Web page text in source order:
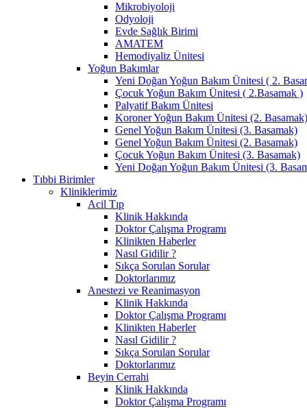
Mikrobiyoloji
Odyoloji
Evde Sağlık Birimi
AMATEM
Hemodiyaliz Ünitesi
Yoğun Bakımlar
Yeni Doğan Yoğun Bakım Ünitesi ( 2.
Çocuk Yoğun Bakım Ünitesi ( 2.Basamak )
Palyatif Bakım Ünitesi
Koroner Yoğun Bakım Ünitesi (2. Basamak)
Genel Yoğun Bakım Ünitesi (3. Basamak)
Genel Yoğun Bakım Ünitesi (2. Basamak)
Çocuk Yoğun Bakım Ünitesi (3. Basamak)
Yeni Doğan Yoğun Bakım Ünitesi (3.
Tıbbi Birimler
Kliniklerimiz
Acil Tıp
Klinik Hakkında
Doktor Çalışma Programı
Klinikten Haberler
Nasıl Gidilir ?
Sıkça Sorulan Sorular
Doktorlarımız
Anestezi ve Reanimasyon
Klinik Hakkında
Doktor Çalışma Programı
Klinikten Haberler
Nasıl Gidilir ?
Sıkça Sorulan Sorular
Doktorlarımız
Beyin Cerrahi
Klinik Hakkında
Doktor Çalışma Programı